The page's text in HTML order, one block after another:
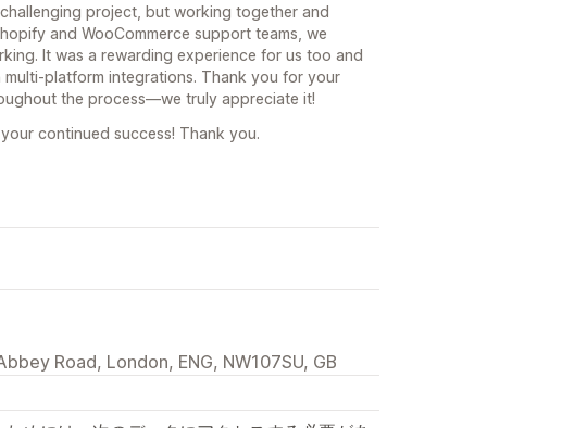
project, but working together and
and WooCommerce support teams, we
It was a rewarding experience for us too and
platform integrations. Thank you for your
the process—we truly appreciate it!
continued success! Thank you.
Road, London, ENG, NW107SU, GB